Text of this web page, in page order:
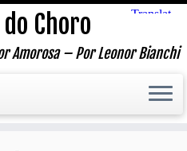
Choro
Amorosa – Por Leonor Bianchi